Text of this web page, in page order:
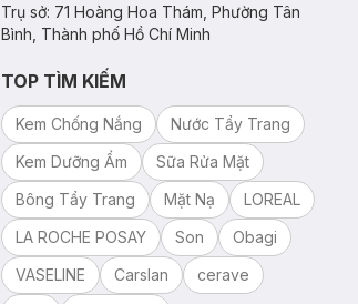
Trụ sở: 71 Hoàng Hoa Thám, Phường Tân
Bình, Thành phố Hồ Chí Minh
TOP TÌM KIẾM
Kem Chống Nắng
Nước Tẩy Trang
Kem Dưỡng Ẩm
Sữa Rửa Mặt
Bông Tẩy Trang
Mặt Nạ
LOREAL
LA ROCHE POSAY
Son
Obagi
VASELINE
Carslan
cerave